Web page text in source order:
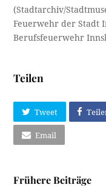
(Stadtarchiv/
Feuerwehr der Stadt
Berufsfeuerwehr
Teilen
Tweet
Email
Frühere Beiträge